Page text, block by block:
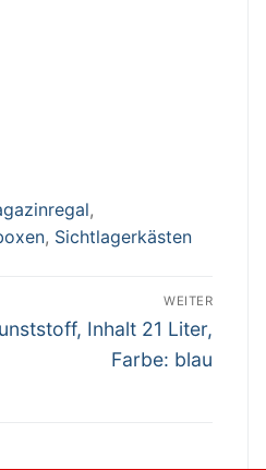
,
, Sichtlagerkästen
WEITER
Inhalt 21 Liter,
Farbe: blau